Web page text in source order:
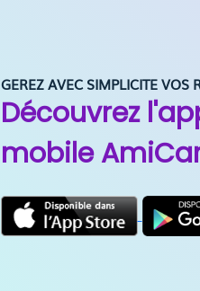
GEREZ AVEC SIMPLICITE VOS
Découvrez
mobile